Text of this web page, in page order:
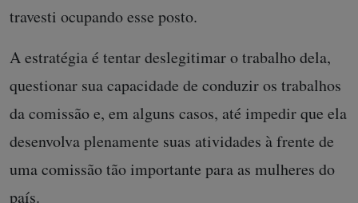
travesti ocupando esse posto.
A estratégia é tentar deslegitimar o trabalho dela,
questionar sua capacidade de conduzir os trabalhos
da comissão e, em alguns casos, até impedir que ela
desenvolva plenamente suas atividades à frente de
uma comissão tão importante para as mulheres do
país.